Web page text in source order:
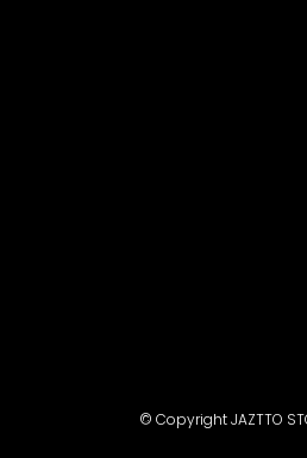
© Copyright JAZTTO